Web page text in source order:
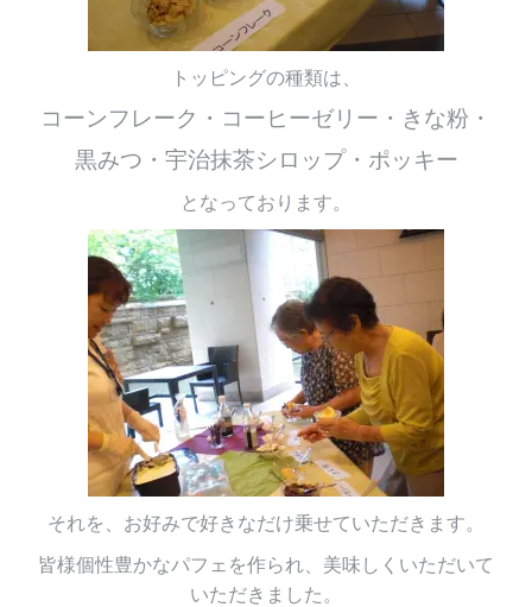
トッピングの種類は、
コーンフレーク・コーヒーゼリー・きな粉・
黒みつ・宇治抹茶シロップ・ポッキー
となっております。
それを、お好みで好きなだけ乗せていただきます。
皆様個性豊かなパフェを作られ、美味しくいただいて
いただきました。